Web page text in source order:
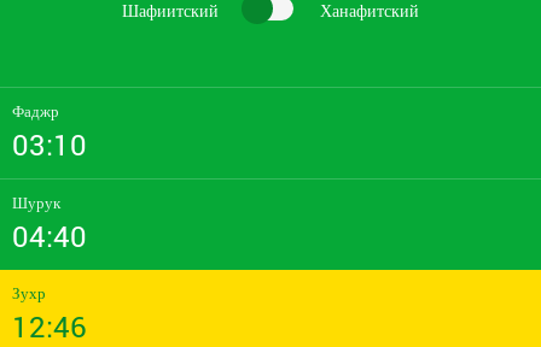
Шафиитский Ханафитский
Фаджр
03:10
Шурук
04:40
Зухр
12:46